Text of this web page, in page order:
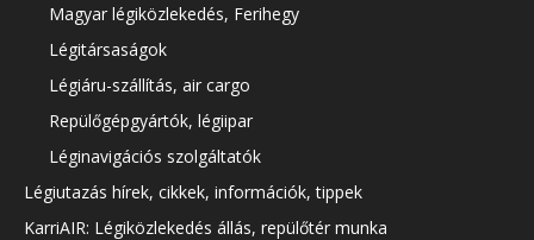
Magyar légiközlekedés, Ferihegy
Légitársaságok
Légiáru-szállítás, air cargo
Repülőgépgyártók, légiipar
Léginavigációs szolgáltatók
Légiutazás hírek, cikkek, információk, tippek
KarriAIR: Légiközlekedés állás, repülőtér munka